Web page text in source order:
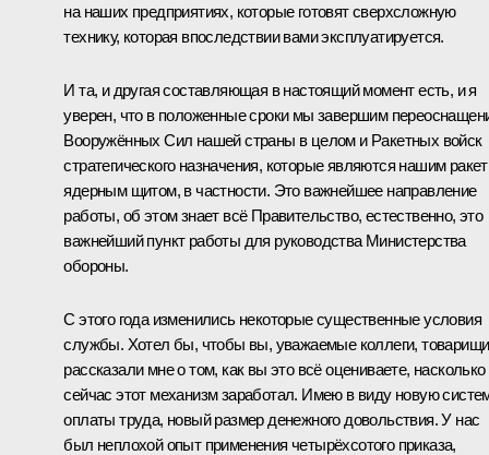
на наших предприятиях, которые готовят сверхсложную
технику, которая впоследствии вами эксплуатируется.
И та, и другая составляющая в настоящий момент есть, и я
уверен, что в положенные сроки мы завершим
Вооружённых Сил нашей страны в целом и Ракетных войск
стратегического назначения, которые являются нашим
ядерным щитом, в частности. Это важнейшее направление
работы, об этом знает всё Правительство, естественно, это
важнейший пункт работы для руководства Министерства
обороны.
С этого года изменились некоторые существенные условия
службы. Хотел бы, чтобы вы, уважаемые коллеги,
рассказали мне о том, как вы это всё оцениваете, насколько
сейчас этот механизм заработал. Имею в виду новую
оплаты труда, новый размер денежного довольствия. У нас
был неплохой опыт применения четырёхсотого приказа,